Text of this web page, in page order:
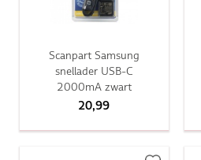
Scanpart Samsung
snellader USB-C
2000mA zwart
20,99